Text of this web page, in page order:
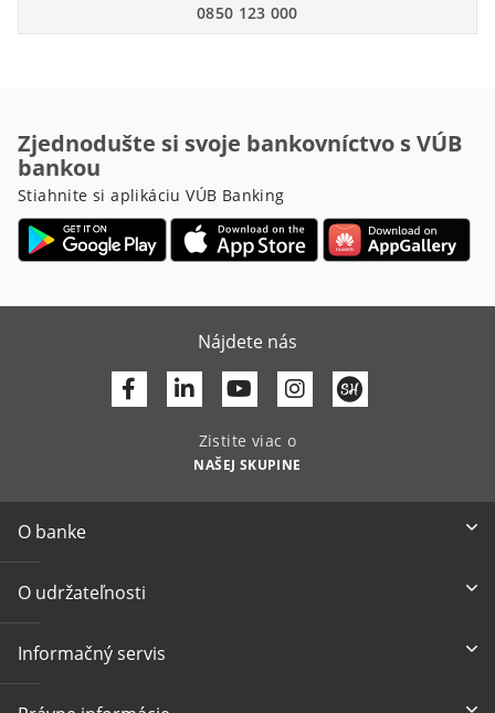
0850 123 000
Zjednodušte si svoje bankovníctvo s VÚB
bankou
Stiahnite si aplikáciu VÚB Banking
Nájdete nás
Facebook
LinkedinYoutube
Zistite viac o
NAŠEJ SKUPINE
O banke
O udržateľnosti
Informačný servis